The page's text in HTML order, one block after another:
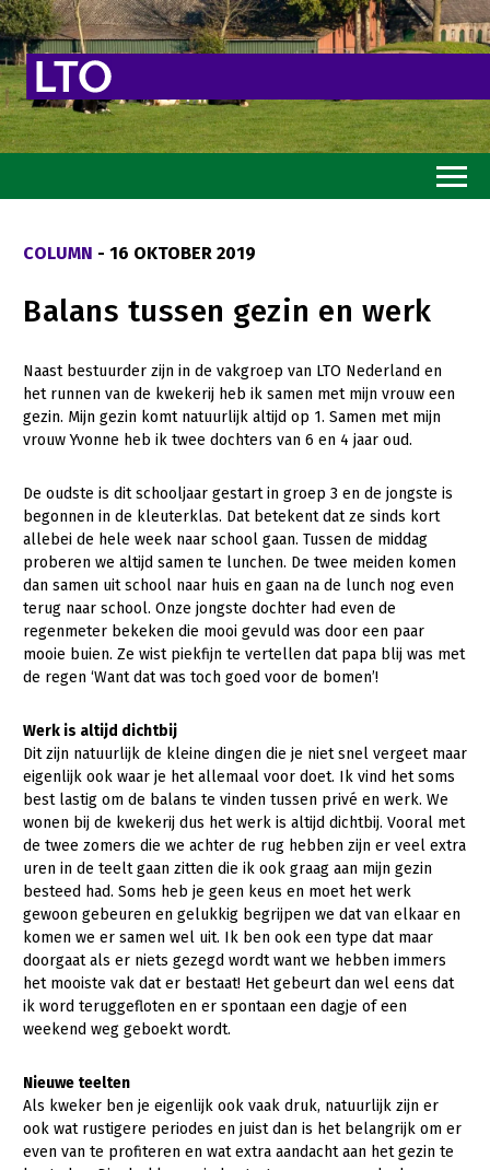
Goed eten
Sterk ondernemerschap
Transitiepaden
Thema’s
Gezonde planten
Gezonde dieren
Natuur, klimaat en energie
Bodem en water
Platteland en omgeving
Mens, ondernemerschap en onderwijs
Internationaal
Sectoren
Dier
Biologische Landbouw
Geitenhouderij
Kalverhouderij
Konijnenhouderij
Paardenhouderij
Pluimveehouderij
Plant
Akkerbouw
Biologische Landbouw
Bollenteelt
Fruitteelt
Glastuinbouw
Multifunctionele landbouw
Multifunctioneel
Vrouw en Bedrijf
Onderwerpen
Nieuws
Nieuwsabonnement
Webinars
Over LTO
COLUMN - 16 OKTOBER 2019
Balans tussen gezin en werk
Naast bestuurder zijn in de vakgroep van LTO Nederland en
het runnen van de kwekerij heb ik samen met mijn vrouw een
gezin. Mijn gezin komt natuurlijk altijd op 1. Samen met mijn
vrouw Yvonne heb ik twee dochters van 6 en 4 jaar oud.
De oudste is dit schooljaar gestart in groep 3 en de jongste is
begonnen in de kleuterklas. Dat betekent dat ze sinds kort
allebei de hele week naar school gaan. Tussen de middag
proberen we altijd samen te lunchen. De twee meiden komen
dan samen uit school naar huis en gaan na de lunch nog even
terug naar school. Onze jongste dochter had even de
regenmeter bekeken die mooi gevuld was door een paar
mooie buien. Ze wist piekfijn te vertellen dat papa blij was met
de regen ‘Want dat was toch goed voor de bomen’!
Werk is altijd dichtbij
Dit zijn natuurlijk de kleine dingen die je niet snel vergeet maar
eigenlijk ook waar je het allemaal voor doet. Ik vind het soms
best lastig om de balans te vinden tussen privé en werk. We
wonen bij de kwekerij dus het werk is altijd dichtbij. Vooral met
de twee zomers die we achter de rug hebben zijn er veel extra
uren in de teelt gaan zitten die ik ook graag aan mijn gezin
besteed had. Soms heb je geen keus en moet het werk
gewoon gebeuren en gelukkig begrijpen we dat van elkaar en
komen we er samen wel uit. Ik ben ook een type dat maar
doorgaat als er niets gezegd wordt want we hebben immers
het mooiste vak dat er bestaat! Het gebeurt dan wel eens dat
ik word teruggefloten en er spontaan een dagje of een
weekend weg geboekt wordt.
Nieuwe teelten
Als kweker ben je eigenlijk ook vaak druk, natuurlijk zijn er
ook wat rustigere periodes en juist dan is het belangrijk om er
even van te profiteren en wat extra aandacht aan het gezin te